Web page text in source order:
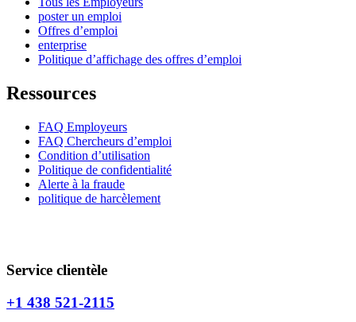
poster un emploi
Offres d’emploi
enterprise
Politique d’affichage des offres d’emploi
Ressources
FAQ Employeurs
FAQ Chercheurs d’emploi
Condition d’utilisation
Politique de confidentialité
Alerte à la fraude
politique de harcèlement
Service clientèle
+1 438 521-2115